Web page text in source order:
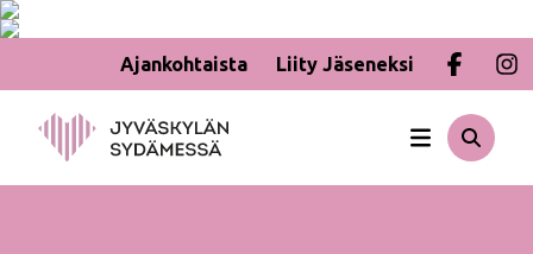
Ajankohtaista
Liity Jäseneksi
sisältöön